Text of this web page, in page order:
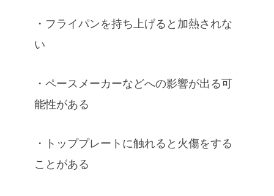
・フライパンを持ち上げると加熱されな
い
・ペースメーカーなどへの影響が出る可
能性がある
・トッププレートに触れると火傷をする
ことがある